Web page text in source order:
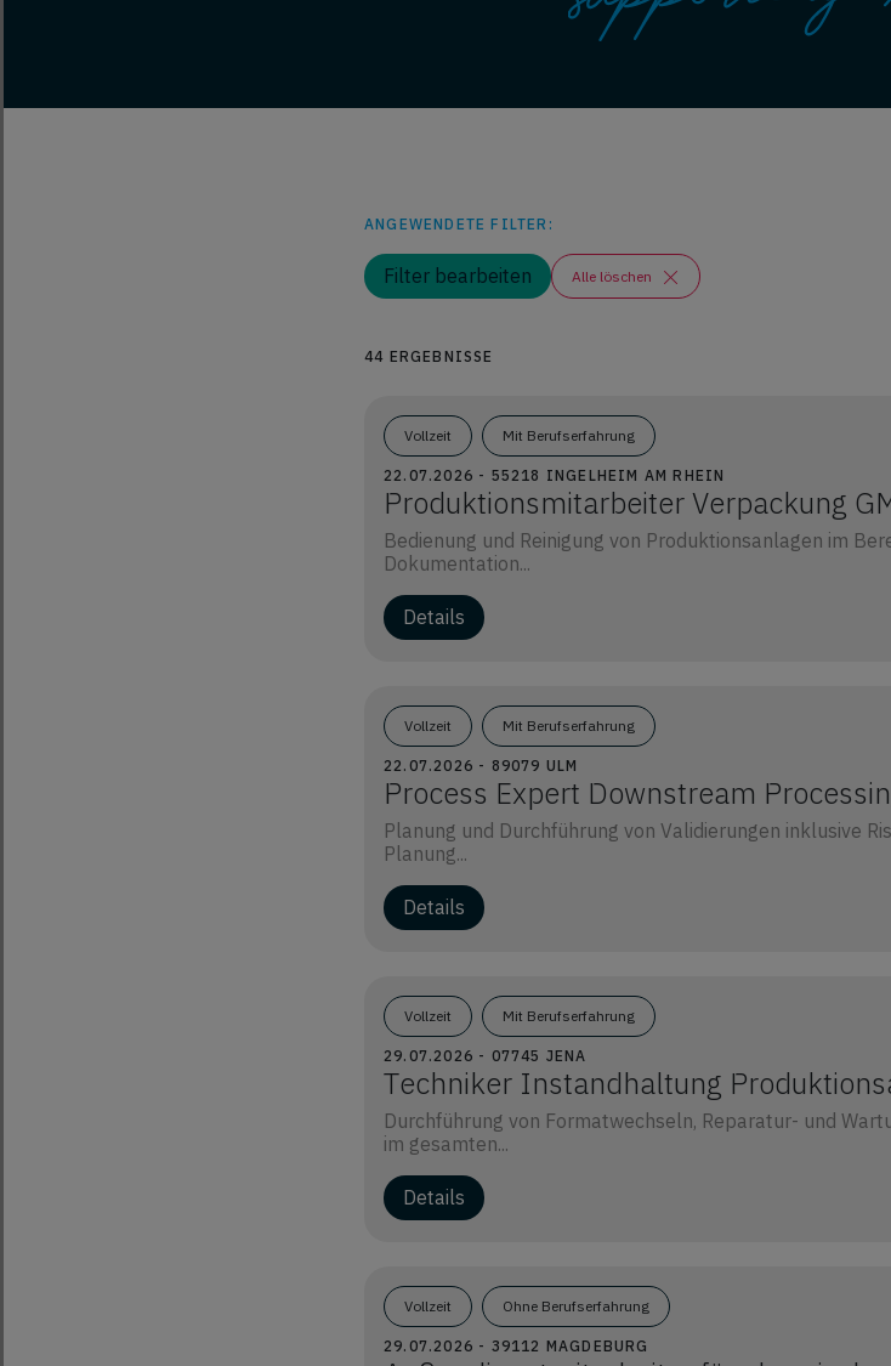
ANGEWENDETE FILTER:
Filter bearbeiten Alle löschen
44 ERGEBNISSE
Vollzeit Mit Berufserfahrung
22.07.2026 - 55218 INGELHEIM AM RHEIN
Produktionsmitarbeiter Verpackung
Bedienung und Reinigung von Produktionsanlagen im
Dokumentation...
Vollzeit Mit Berufserfahrung
22.07.2026 - 89079 ULM
Process Expert Downstream
Planung und Durchführung von Validierungen inklusive
Planung...
Vollzeit Mit Berufserfahrung
29.07.2026 - 07745 JENA
Techniker Instandhaltung
Durchführung von Formatwechseln, Reparatur- und
im gesamten...
Vollzeit Ohne Berufserfahrung
29.07.2026 - 39112 MAGDEBURG